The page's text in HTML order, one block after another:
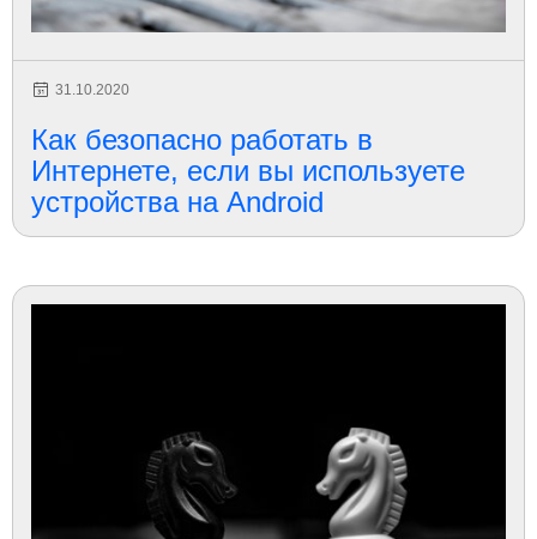
31.10.2020
Как безопасно работать в
Интернете, если вы используете
устройства на Android